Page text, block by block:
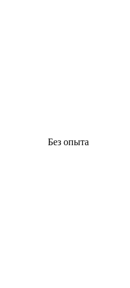
Без опыта